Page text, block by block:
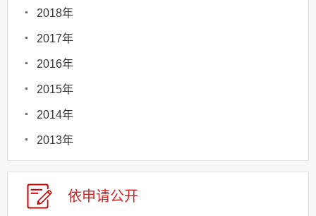
2018年
2017年
2016年
2015年
2014年
2013年
依申请公开